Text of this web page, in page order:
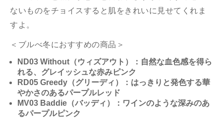
ないものをチョイスすると肌をきれいに見せてくれま
すよ。
＜ブルべ冬におすすめの商品＞
ND03 Without（ウィズアウト）：自然な血色感を得ら
れる、グレイッシュな赤みピンク
RD05 Greedy（グリーディ）：はっきりと発色する華
やかさのあるパープルレッド
MV03 Baddie（バッディ）：ワインのような深みのあ
るパープルピンク